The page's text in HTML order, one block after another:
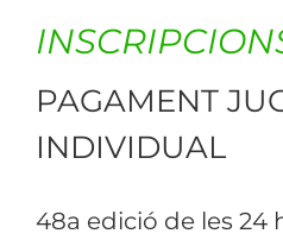
PAGAMENT
INDIVIDUAL
48a edició de les 24